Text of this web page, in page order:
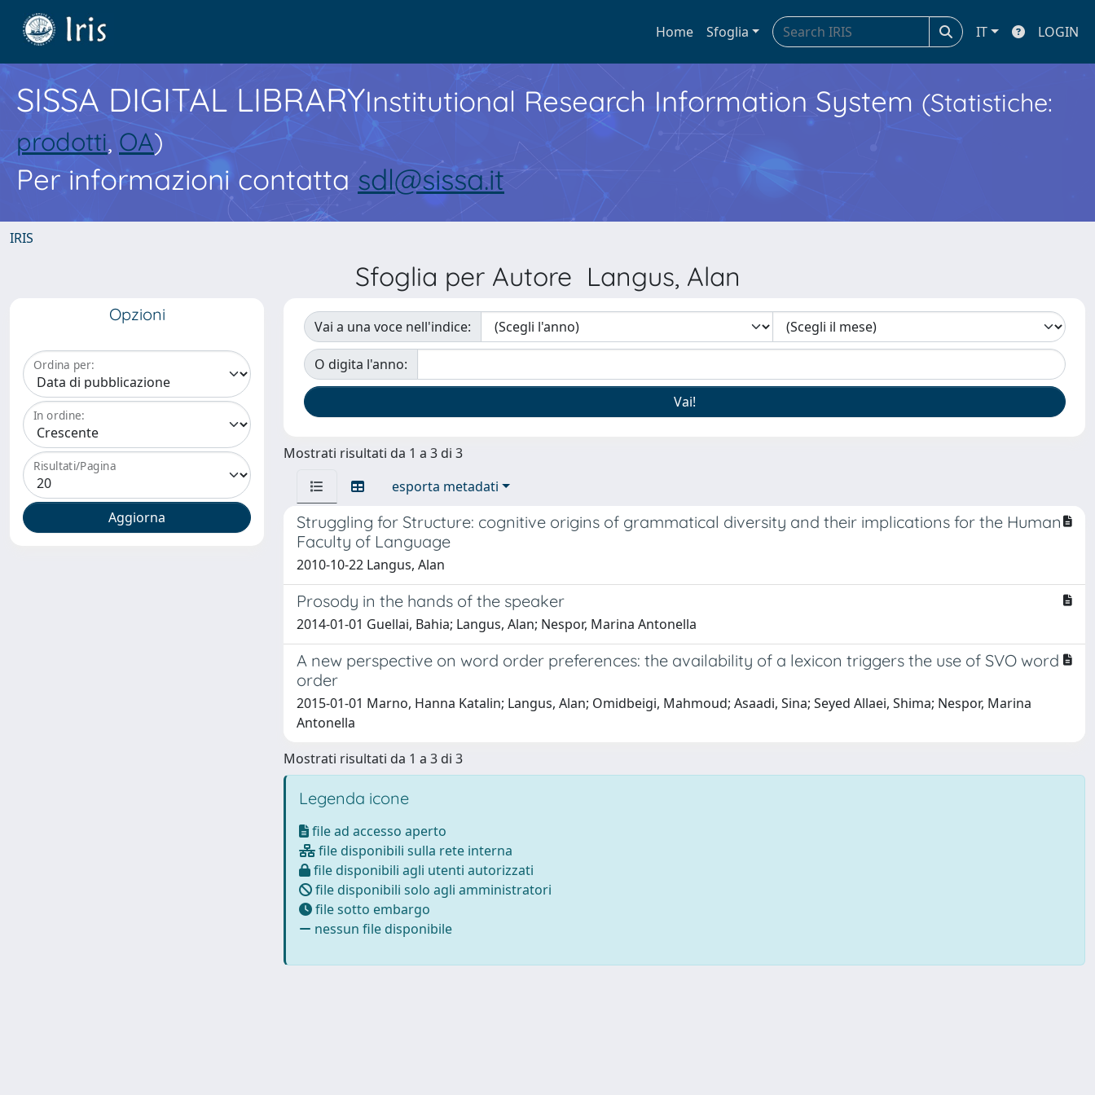
Home Sfoglia IT LOGIN
SISSA DIGITAL LIBRARYInstitutional Research Information System (Statistiche:
prodotti, OA)
Per informazioni contatta sdl@sissa.it
IRIS
Sfoglia per Autore Langus, Alan
Opzioni
Ordina per:
In ordine:
Risultati/Pagina
Vai a una voce nell'indice:
O digita l'anno:
Mostrati risultati da 1 a 3 di 3
esporta metadati
Struggling for Structure: cognitive origins of grammatical diversity and their implications for the Human
Faculty of Language
2010-10-22 Langus, Alan
Prosody in the hands of the speaker
2014-01-01 Guellai, Bahia; Langus, Alan; Nespor, Marina Antonella
A new perspective on word order preferences: the availability of a lexicon triggers the use of SVO word
order
2015-01-01 Marno, Hanna Katalin; Langus, Alan; Omidbeigi, Mahmoud; Asaadi, Sina; Seyed Allaei, Shima; Nespor, Marina
Antonella
Mostrati risultati da 1 a 3 di 3
Legenda icone
file ad accesso aperto
file disponibili sulla rete interna
file disponibili agli utenti autorizzati
file disponibili solo agli amministratori
file sotto embargo
nessun file disponibile